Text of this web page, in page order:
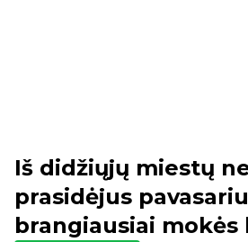
Iš didžiųjų miestų
prasidėjus
brangiausiai mokės